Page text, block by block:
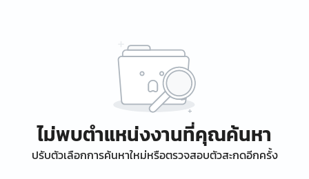
ไม่พบตำแหน่งงานที่คุณค้นหา
ปรับตัวเลือกการค้นหาใหม่หรือตรวจสอบตัวสะกดอีกครั้ง